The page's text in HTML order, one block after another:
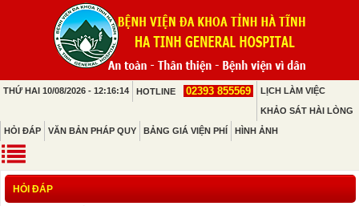
THỨ HAI 10/08/2026 - 12:16:14 HOTLINE 02393 855569 LỊCH LÀM VIỆC
KHẢO SÁT HÀI LÒNG
HỎI ĐÁP VĂN BẢN PHÁP QUY BẢNG GIÁ VIỆN PHÍ HÌNH ẢNH
HỎI ĐÁP